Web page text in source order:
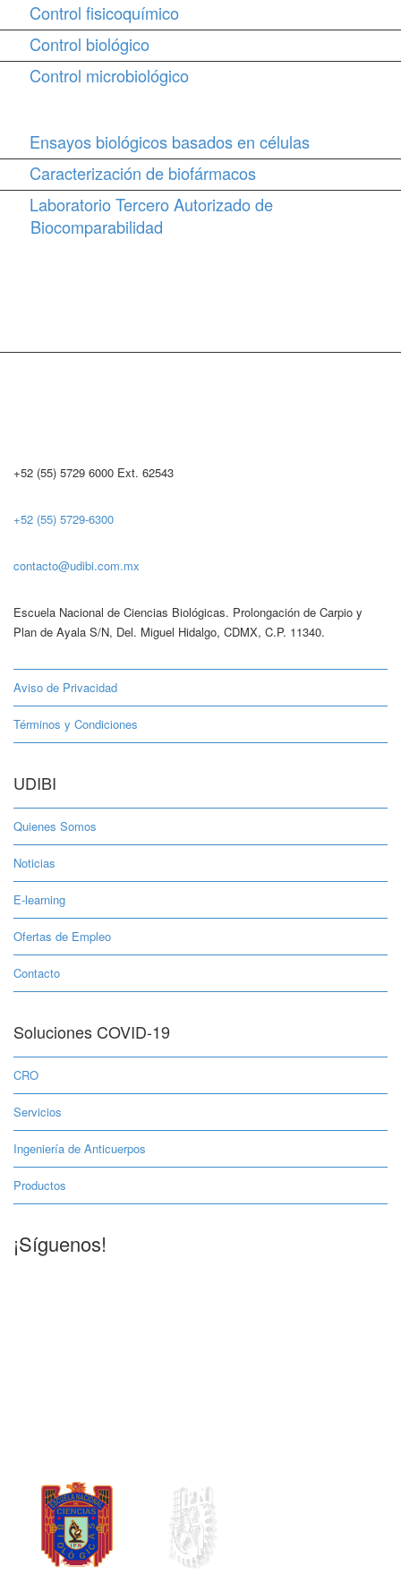
Control fisicoquímico
Control biológico
Control microbiológico
Ensayos biológicos basados en células
Caracterización de biofármacos
Laboratorio Tercero Autorizado de
Biocomparabilidad
+52 (55) 5729 6000 Ext. 62543
+52 (55) 5729-6300
contacto@udibi.com.mx
Escuela Nacional de Ciencias Biológicas. Prolongación de Carpio y
Plan de Ayala S/N, Del. Miguel Hidalgo, CDMX, C.P. 11340.
Aviso de Privacidad
Términos y Condiciones
UDIBI
Quienes Somos
Noticias
E-learning
Ofertas de Empleo
Contacto
Soluciones COVID-19
CRO
Servicios
Ingeniería de Anticuerpos
Productos
¡Síguenos!